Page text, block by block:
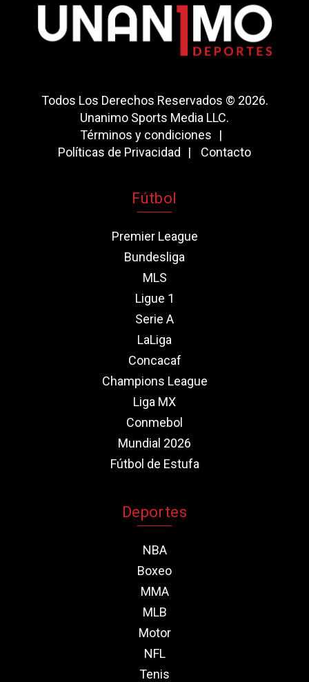
Todos Los Derechos Reservados © 2026.
Unanimo Sports Media LLC.
Términos y condiciones
Políticas de Privacidad
Contacto
Fútbol
Premier League
Bundesliga
MLS
Ligue 1
Serie A
LaLiga
Concacaf
Champions League
Liga MX
Conmebol
Mundial 2026
Fútbol de Estufa
Deportes
NBA
Boxeo
MMA
MLB
Motor
NFL
Tenis